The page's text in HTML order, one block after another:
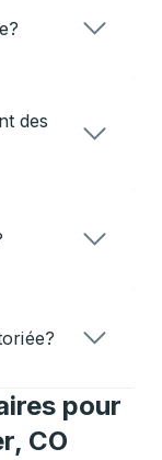
des
pour
CO